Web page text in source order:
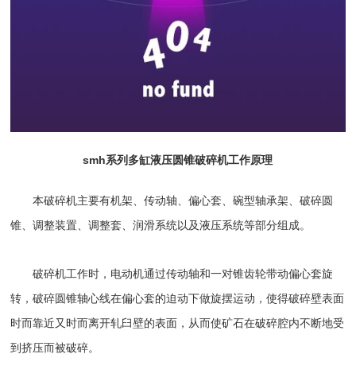
smh系列多缸液压圆锥破碎机工作原理
本破碎机主要有机架、传动轴、偏心套、碗型轴承架、破碎圆
锥、调整装置、调整套、润滑系统以及液压系统等部分组成。
破碎机工作时，电动机通过传动轴和一对锥齿轮带动偏心套旋
转，破碎圆锥轴心线在偏心套的迫动下做旋摆运动，使得破碎壁表面
时而靠近又时而离开轧臼壁的表面，从而使矿石在破碎腔内不断地受
到挤压而被破碎。